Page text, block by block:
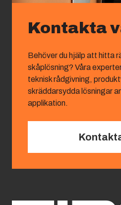
Kontakta
Behöver du hjälp att hitta
skåplösning? Våra
teknisk rådgivning,
skräddarsydda lösningar
applikation.